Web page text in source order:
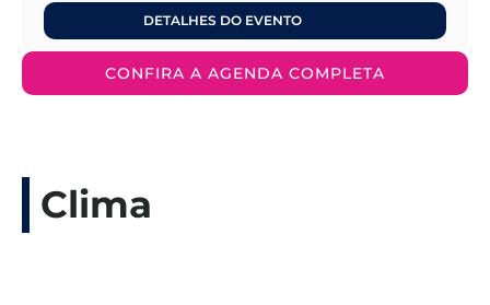
DETALHES DO EVENTO
CONFIRA A AGENDA COMPLETA
Clima